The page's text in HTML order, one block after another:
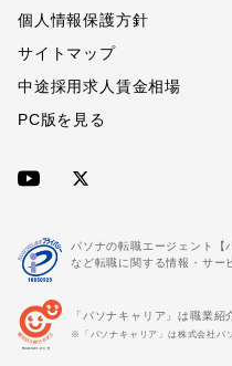
個人情報保護方針
サイトマップ
中途採用求人賃金相場
PC版を見る
パソナの転職エージェント【
など転職に関する情報・サー
「パソナキャリア」は職業紹
※「パソナキャリア」は株式会社パ